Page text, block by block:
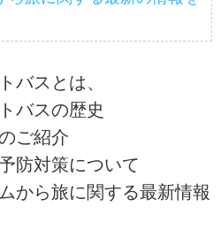
バスとは、
バスの歴史
ご紹介
防対策について
から旅に関する最新情報